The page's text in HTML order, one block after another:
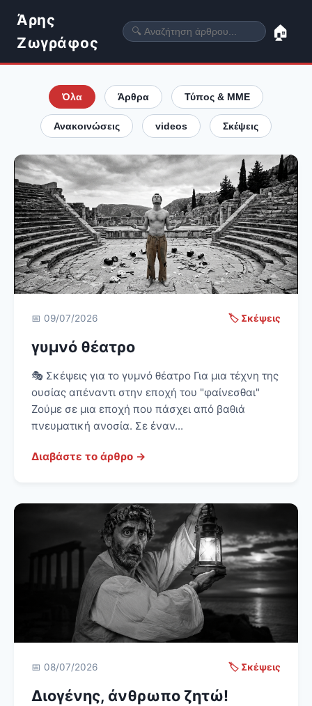
Άρης
Ζωγράφος
🏠
Όλα Άρθρα Τύπος & ΜΜΕ
Ανακοινώσεις videos Σκέψεις
📅 09/07/2026 🏷️ Σκέψεις
γυμνό θέατρο
🎭 Σκέψεις για το γυμνό θέατρο Για μια τέχνη της
ουσίας απέναντι στην εποχή του "φαίνεσθαι"
Ζούμε σε μια εποχή που πάσχει από βαθιά
πνευματική ανοσία. Σε έναν...
Διαβάστε το άρθρο →
📅 08/07/2026 🏷️ Σκέψεις
Διογένης, άνθρωπο ζητώ!